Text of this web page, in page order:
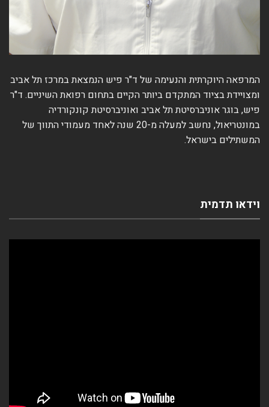
המרפאה היוקרתית והנעימה של ד"ר פיש הנמצאת במרכז תל אביב
ומצויידת בציוד המתקדם ביותר הקיים בתחום רפואת השיניים. ד"ר
פיש, בוגר אוניברסיטת תל אביב ואוניברסיטת קונקורדיה
במונטריאול, נחשב למעלה מ-20 שנה לאחד מעמודי התווך של
המשתילים בישראל.
וידאו תדמית